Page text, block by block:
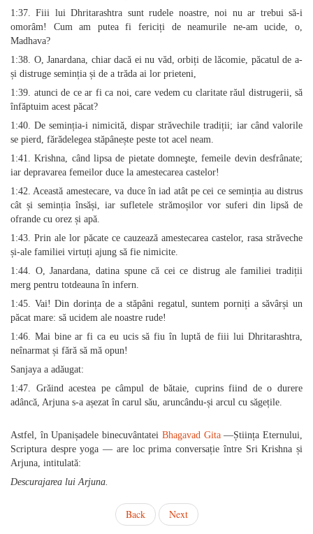
1:37. Fiii lui Dhritarashtra sunt rudele noastre, noi nu ar trebui să-i
omorâm! Cum am putea fi fericiți de neamurile ne-am ucide, o,
Madhava?
1:38. O, Janardana, chiar dacă ei nu văd, orbiți de lăcomie, păcatul de a-
și distruge seminția și de a trăda ai lor prieteni,
1:39. atunci de ce ar fi ca noi, care vedem cu claritate răul distrugerii, să
înfăptuim acest păcat?
1:40. De seminția-i nimicită, dispar străvechile tradiții; iar când valorile
se pierd, fărădelegea stăpânește peste tot acel neam.
1:41. Krishna, când lipsa de pietate domneşte, femeile devin desfrânate;
iar depravarea femeilor duce la amestecarea castelor!
1:42. Această amestecare, va duce în iad atât pe cei ce seminția au distrus
cât și seminția însăși, iar sufletele strămoșilor vor suferi din lipsă de
ofrande cu orez și apă.
1:43. Prin ale lor păcate ce cauzează amestecarea castelor, rasa străveche
și-ale familiei virtuți ajung să fie nimicite.
1:44. O, Janardana, datina spune că cei ce distrug ale familiei tradiții
merg pentru totdeauna în infern.
1:45. Vai! Din dorința de a stăpâni regatul, suntem porniți a săvârși un
păcat mare: să ucidem ale noastre rude!
1:46. Mai bine ar fi ca eu ucis să fiu în luptă de fiii lui Dhritarashtra,
neînarmat și fără să mă opun!
Sanjaya a adăugat:
1:47. Grăind acestea pe câmpul de bătaie, cuprins fiind de o durere
adâncă, Arjuna s-a așezat în carul său, aruncându-și arcul cu săgețile.
Astfel, în Upanișadele binecuvântatei Bhagavad Gita—Știința Eternului,
Scriptura despre yoga — are loc prima conversație între Sri Krishna și
Arjuna, intitulată:
Descurajarea lui Arjuna.
Back Next